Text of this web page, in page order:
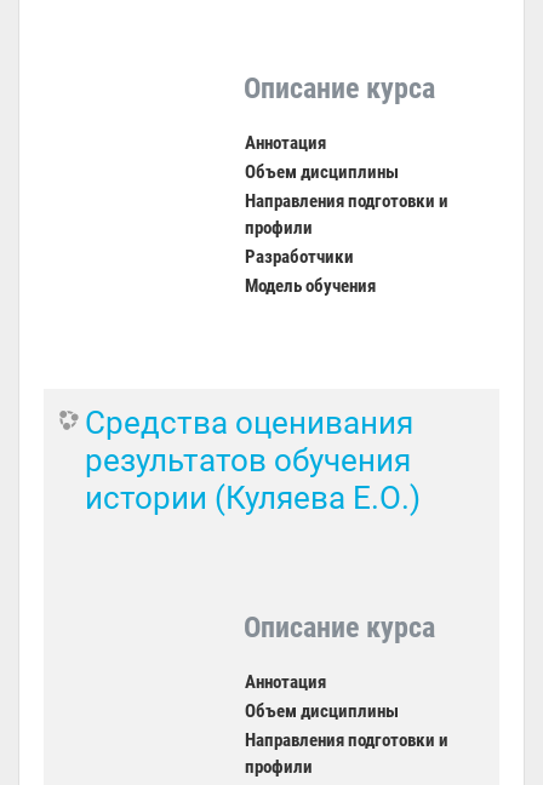
Описание курса
Аннотация
Объем дисциплины
Направления подготовки и
профили
Разработчики
Модель обучения
Средства оценивания
результатов обучения
истории (Куляева Е.О.)
Описание курса
Аннотация
Объем дисциплины
Направления подготовки и
профили